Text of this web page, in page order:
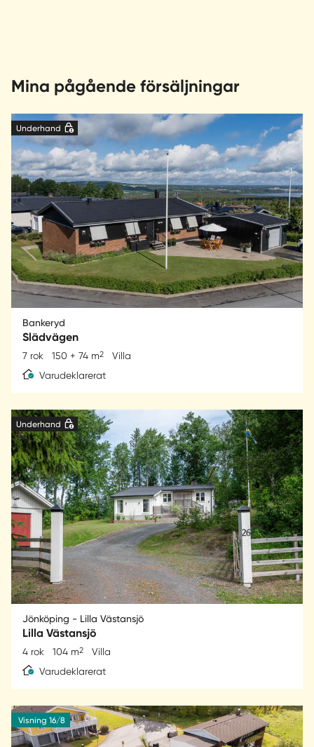
Mina pågående försäljningar
Underhand
Bankeryd
Slädvägen
7 rok 150 + 74 m2
Villa
Varudeklarerat
Underhand
Jönköping - Lilla Västansjö
Lilla Västansjö
4 rok 104 m2
Villa
Varudeklarerat
Visning 16/8